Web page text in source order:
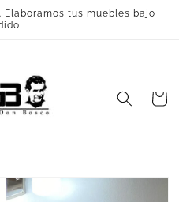
tus muebles bajo
Carrito